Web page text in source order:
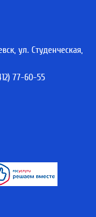
ул. Студенческая,
77-60-55